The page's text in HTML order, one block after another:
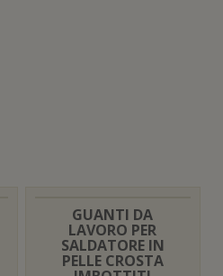
GUANTI DA
LAVORO PER
SALDATORE IN
PELLE CROSTA